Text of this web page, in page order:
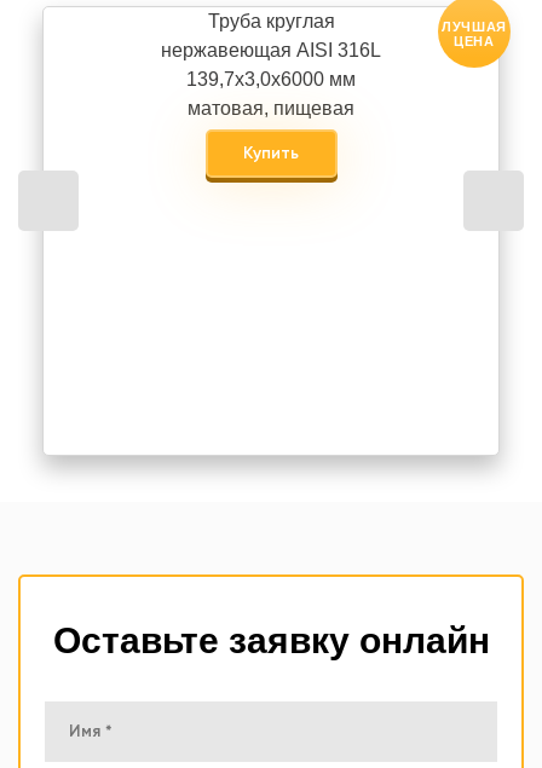
Труба круглая
нержавеющая AISI 316L
139,7х3,0х6000 мм
матовая, пищевая
Купить
ЛУЧШАЯ
ЦЕНА
Оставьте заявку онлайн